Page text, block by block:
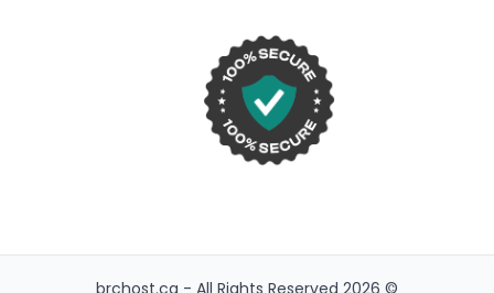
© 2026 brchost.ca - All Rights Reserved